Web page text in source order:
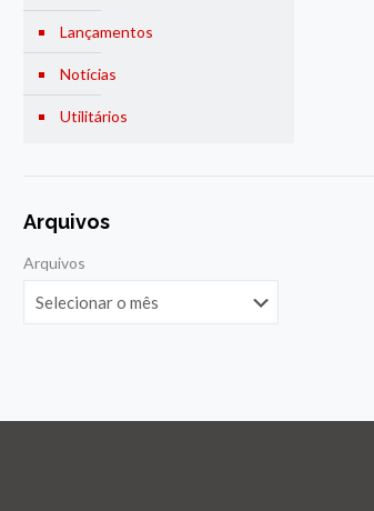
Lançamentos
Notícias
Utilitários
Arquivos
Arquivos